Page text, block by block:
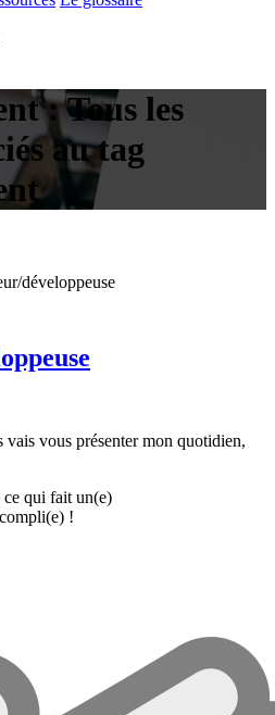
: Tous les
au tag
vous présenter mon quotidien,
ce qui fait un(e)
!